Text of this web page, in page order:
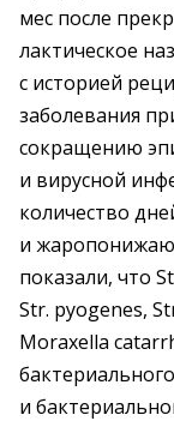
мес после
лактическое
с историей
заболевания
сокращению
и вирусной
количество
и
показали, что
Str. pyogenes,
Moraxella
и